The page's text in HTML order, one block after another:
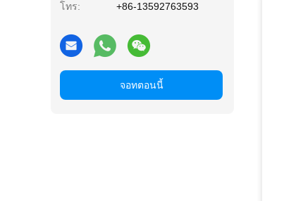
โทร: +86-13592763593
จอทตอนนี้